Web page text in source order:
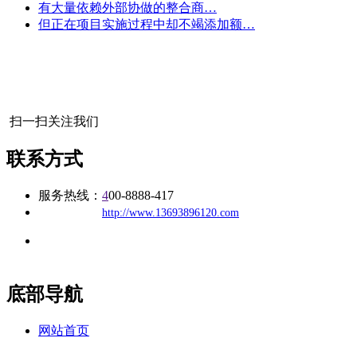
有大量依赖外部协做的整合商…
但正在项目实施过程中却不竭添加额…
扫一扫关注我们
联系方式
服务热线： 400-8888-417
http://www.13693896120.com
底部导航
网站首页